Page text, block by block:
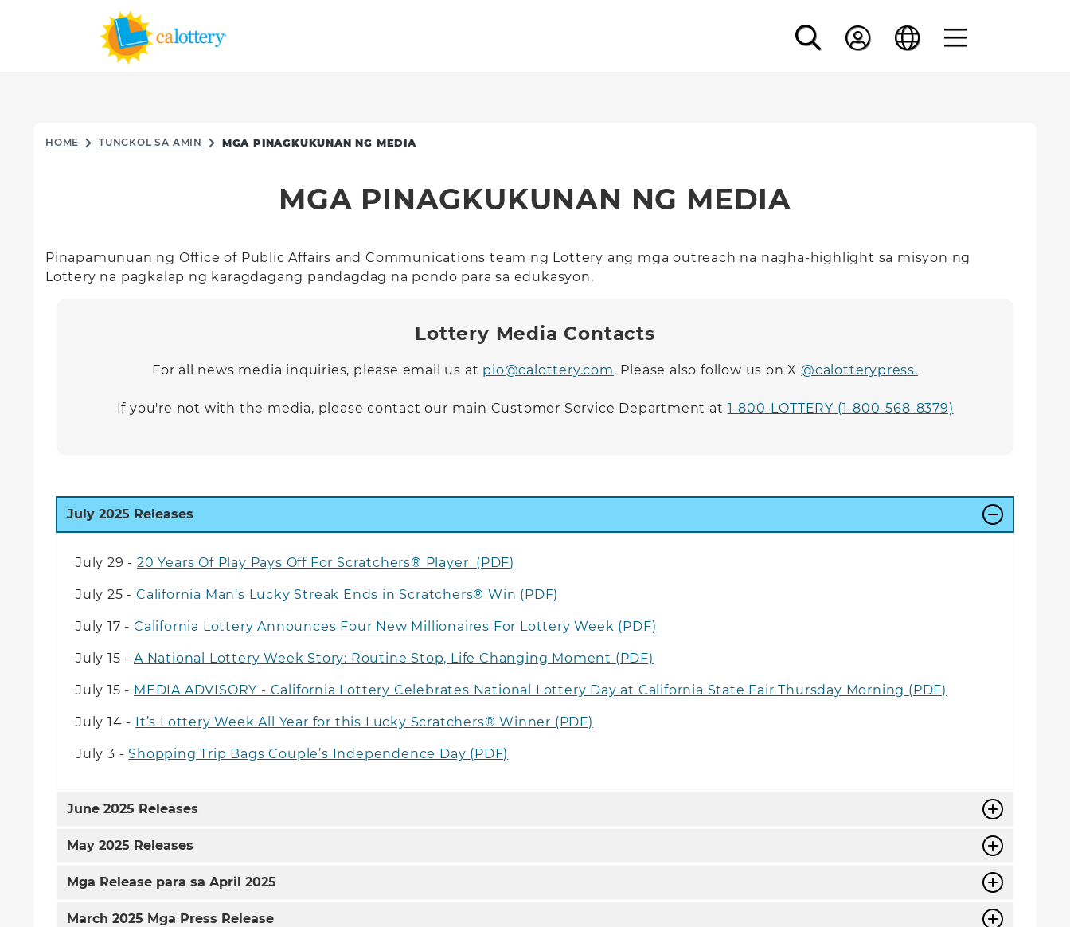
HOME TUNGKOL SA AMIN MGA PINAGKUKUNAN NG MEDIA
MGA PINAGKUKUNAN NG MEDIA
Pinapamunuan ng Office of Public Affairs and Communications team ng Lottery ang mga outreach na nagha-highlight sa misyon ng
Lottery na pagkalap ng karagdagang pandagdag na pondo para sa edukasyon.
Lottery Media Contacts
For all news media inquiries, please email us at pio@calottery.com. Please also follow us on X@calotterypress.
If you're not with the media, please contact our main Customer Service Department at 1-800-LOTTERY (1-800-568-8379)
July 2025 Releases
July 29 -20 Years Of Play Pays Off For Scratchers® Player (PDF)
July 25 -California Man’s Lucky Streak Ends in Scratchers® Win (PDF)
July 17 - California Lottery Announces Four New Millionaires For Lottery Week (PDF)
July 15 - A National Lottery Week Story: Routine Stop, Life Changing Moment (PDF)
July 15 - MEDIA ADVISORY - California Lottery Celebrates National Lottery Day at California State Fair Thursday Morning (PDF)
July 14 - It’s Lottery Week All Year for this Lucky Scratchers® Winner (PDF)
July 3 - Shopping Trip Bags Couple’s Independence Day (PDF)
June 2025 Releases
May 2025 Releases
Mga Release para sa April 2025
March 2025 Mga Press Release